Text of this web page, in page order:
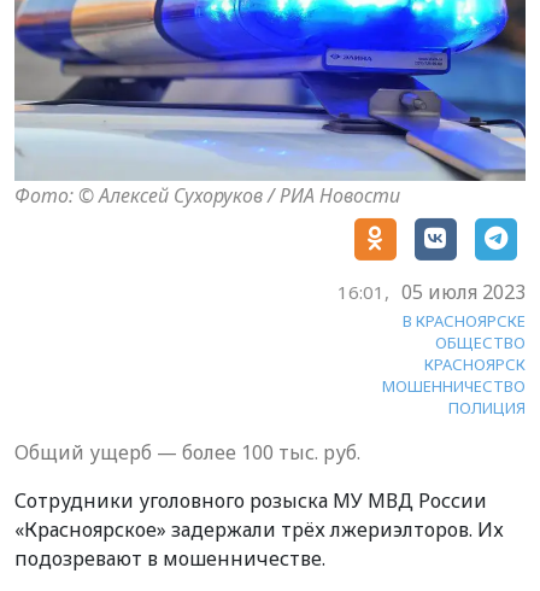
Фото: © Алексей Сухоруков / РИА Новости
16:01, 05 июля 2023
В КРАСНОЯРСКЕ
ОБЩЕСТВО
КРАСНОЯРСК
МОШЕННИЧЕСТВО
ПОЛИЦИЯ
Общий ущерб — более 100 тыс. руб.
Сотрудники уголовного розыска МУ МВД России
«Красноярское» задержали трёх лжериэлторов. Их
подозревают в мошенничестве.